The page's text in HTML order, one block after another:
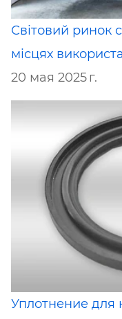
Світовий ринок
місцях
20 мая 2025 г.
Уплотнение